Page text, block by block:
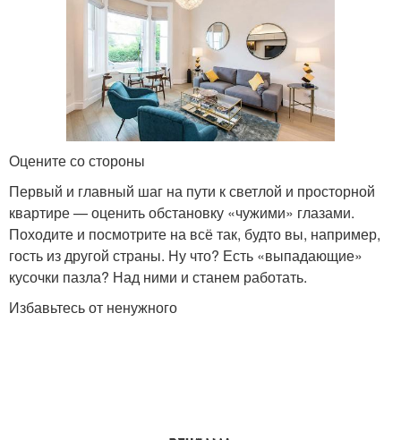
Оцените со стороны
Первый и главный шаг на пути к светлой и просторной
квартире — оценить обстановку «чужими» глазами.
Походите и посмотрите на всё так, будто вы, например,
гость из другой страны. Ну что? Есть «выпадающие»
кусочки пазла? Над ними и станем работать.
Избавьтесь от ненужного